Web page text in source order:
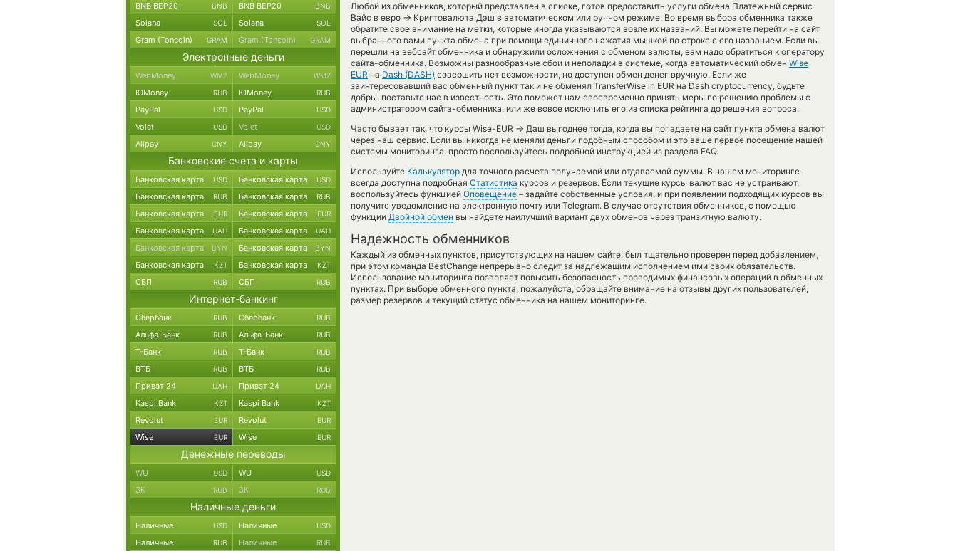
Любой из обменников, который представлен в списке, готов предоставить услуги обмена Платежный сервис
Вайс в евро → Криптовалюта Дэш в автоматическом или ручном режиме. Во время выбора обменника также
обратите свое внимание на метки, которые иногда указываются возле их названий. Вы можете перейти на сайт
выбранного вами пункта обмена при помощи единичного нажатия мышкой по строке с его названием. Если вы
перешли на вебсайт обменника и обнаружили осложнения с обменом валюты, вам надо обратиться к оператору
сайта-обменника. Возможны разнообразные сбои и неполадки в системе, когда автоматический обмен Wise
EUR на Dash (DASH) совершить нет возможности, но доступен обмен денег вручную. Если же
заинтересовавший вас обменный пункт так и не обменял TransferWise in EUR на Dash cryptocurrency, будьте
добры, поставьте нас в известность. Это поможет нам своевременно принять меры по решению проблемы с
администратором сайта-обменника, или же вовсе исключить его из списка рейтинга до решения вопроса.
Часто бывает так, что курсы Wise-EUR → Даш выгоднее тогда, когда вы попадаете на сайт пункта обмена валют
через наш сервис. Если вы никогда не меняли деньги подобным способом и это ваше первое посещение нашей
системы мониторинга, просто воспользуйтесь подробной инструкцией из раздела FAQ.
Используйте Калькулятор для точного расчета получаемой или отдаваемой суммы. В нашем мониторинге
всегда доступна подробная Статистика курсов и резервов. Если текущие курсы валют вас не устраивают,
воспользуйтесь функцией Оповещение – задайте собственные условия, и при появлении подходящих курсов вы
получите уведомление на электронную почту или Telegram. В случае отсутствия обменников, с помощью
функции Двойной обмен вы найдете наилучший вариант двух обменов через транзитную валюту.
Надежность обменников
Каждый из обменных пунктов, присутствующих на нашем сайте, был тщательно проверен перед добавлением,
при этом команда BestChange непрерывно следит за надлежащим исполнением ими своих обязательств.
Использование мониторинга позволяет повысить безопасность проводимых финансовых операций в обменных
пунктах. При выборе обменного пункта, пожалуйста, обращайте внимание на отзывы других пользователей,
размер резервов и текущий статус обменника на нашем мониторинге.
BNB BEP20 BNB BNB BEP20 BNB
Solana SOL Solana SOL
Gram (Toncoin) GRAM Gram (Toncoin) GRAM
Электронные деньги
WebMoney WMZ WebMoney WMZ
ЮMoney RUB ЮMoney RUB
PayPal USD PayPal USD
Volet USD Volet USD
Alipay CNY Alipay CNY
Банковские счета и карты
Банковская карта USD Банковская карта USD
Банковская карта RUB Банковская карта RUB
Банковская карта EUR Банковская карта EUR
Банковская карта UAH Банковская карта UAH
Банковская карта BYN Банковская карта BYN
Банковская карта KZT Банковская карта KZT
СБП RUB СБП RUB
Интернет-банкинг
Сбербанк RUB Сбербанк RUB
Альфа-Банк RUB Альфа-Банк RUB
Т-Банк RUB Т-Банк RUB
ВТБ RUB ВТБ RUB
Приват 24 UAH Приват 24 UAH
Kaspi Bank KZT Kaspi Bank KZT
Revolut EUR Revolut EUR
Wise EUR Wise EUR
Денежные переводы
WU USD WU USD
ЗК RUB ЗК RUB
Наличные деньги
Наличные USD Наличные USD
Наличные RUB Наличные RUB